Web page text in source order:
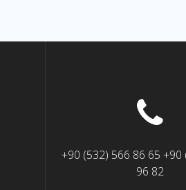
+90 (532) 566 86 65 +90
96 82